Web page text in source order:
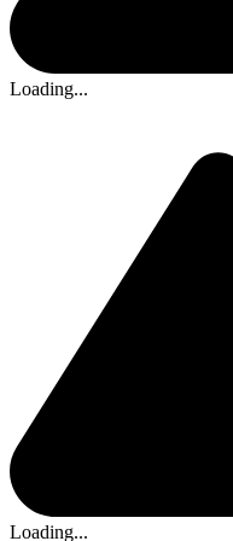
Loading...
Loading...